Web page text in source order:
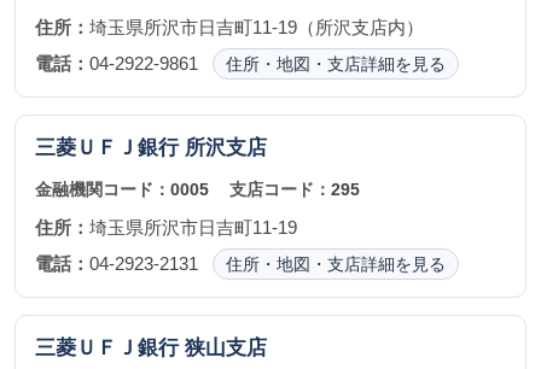
住所： 埼玉県所沢市日吉町11-19（所沢支店内）
電話： 04-2922-9861 住所・地図・支店詳細を見る
三菱ＵＦＪ銀行 所沢支店
金融機関コード： 0005 支店コード：295
住所： 埼玉県所沢市日吉町11-19
電話： 04-2923-2131 住所・地図・支店詳細を見る
三菱ＵＦＪ銀行 狭山支店